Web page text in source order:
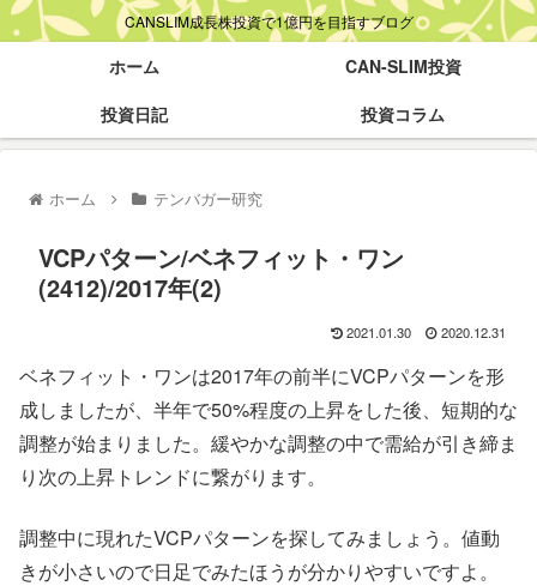
CANSLIM成長株投資で1億円を目指すブログ
ホーム
CAN-SLIM投資
投資日記
投資コラム
ホーム テンバガー研究
VCPパターン/ベネフィット・ワン
(2412)/2017年(2)
2021.01.30 2020.12.31
ベネフィット・ワンは2017年の前半にVCPパターンを形
成しましたが、半年で50%程度の上昇をした後、短期的な
調整が始まりました。緩やかな調整の中で需給が引き締ま
り次の上昇トレンドに繋がります。
調整中に現れたVCPパターンを探してみましょう。値動
きが小さいので日足でみたほうが分かりやすいですよ。